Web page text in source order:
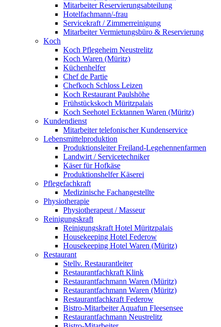
Mitarbeiter Reservierungsabteilung
Hotelfachmann/-frau
Servicekraft / Zimmerreinigung
Mitarbeiter Vermietungsbüro & Reservierung
Koch
Koch Pflegeheim Neustrelitz
Koch Waren (Müritz)
Küchenhelfer
Chef de Partie
Chefkoch Schloss Leizen
Koch Restaurant Paulshöhe
Frühstückskoch Müritzpalais
Koch Seehotel Ecktannen Waren (Müritz)
Kundendienst
Mitarbeiter telefonischer Kundenservice
Lebensmittelproduktion
Produktionsleiter Freiland-Legehennenfarmen
Landwirt / Servicetechniker
Käser für Hofkäse
Produktionshelfer Käserei
Pflegefachkraft
Medizinische Fachangestellte
Physiotherapie
Physiotherapeut / Masseur
Reinigungskraft
Reinigungskraft Hotel Müritzpalais
Housekeeping Hotel Federow
Housekeeping Hotel Waren (Müritz)
Restaurant
Stellv. Restaurantleiter
Restaurantfachkraft Klink
Restaurantfachmann Waren (Müritz)
Restaurantfachmann Waren (Müritz)
Restaurantfachkraft Federow
Bistro-Mitarbeiter Aquafun Fleesensee
Restaurantfachmann Neustrelitz